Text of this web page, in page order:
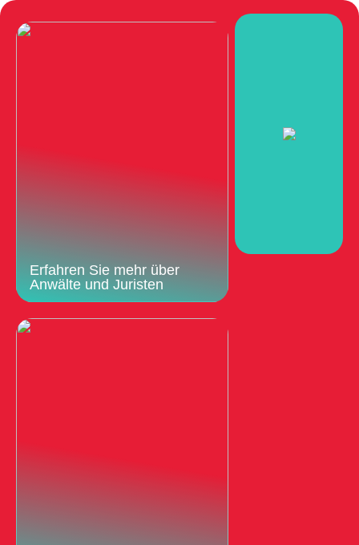
Erfahren Sie mehr über
Anwälte und Juristen